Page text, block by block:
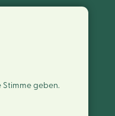
geben.